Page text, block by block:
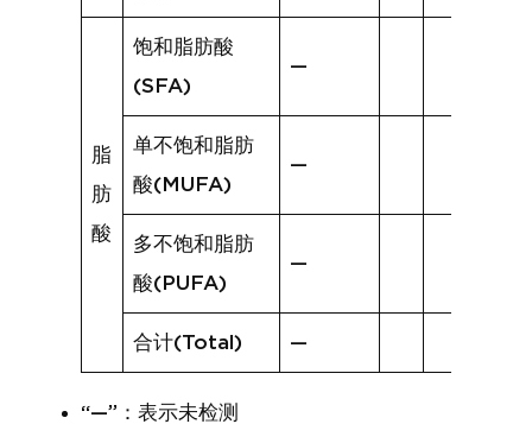
脂
肪
酸
饱和脂肪酸
(SFA)
—
单不饱和脂肪
酸(MUFA)
—
多不饱和脂肪
酸(PUFA)
—
合计(Total) —
“—”：表示未检测